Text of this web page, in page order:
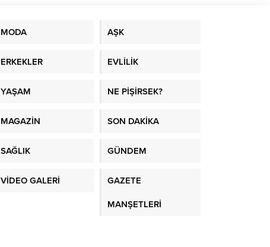
MODA AŞK
ERKEKLER EVLİLİK
YAŞAM NE PİŞİRSEK?
MAGAZİN SON DAKİKA
SAĞLIK GÜNDEM
VİDEO GALERİ GAZETE
MANŞETLERİ